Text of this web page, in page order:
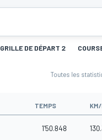
GRILLE DE DÉPART 2
Toutes les
TEMPS
1'50.848